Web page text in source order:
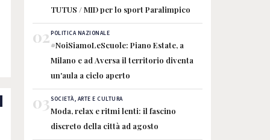
TUTUS / MID per lo sport Paralimpico
02POLITICA NAZIONALE
#NoiSiamoLeScuole: Piano Estate, a
Milano e ad Aversa il territorio diventa
un'aula a cielo aperto
03SOCIETÀ, ARTE E CULTURA
Moda, relax e ritmi lenti: il fascino
discreto della città ad agosto